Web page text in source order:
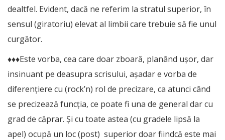
dealtfel. Evident, dacă ne referim la stratul superior, în
sensul (giratoriu) elevat al limbii care trebuie să fie unul
curgător.
♦♦♦Este vorba, cea care doar zboară, planând ușor, dar
insinuant pe deasupra scrisului, așadar e vorba de
diferențiere cu (rock’n) rol de precizare, ca atunci când
se precizează funcția, ce poate fi una de general dar cu
grad de căprar. Și cu toate astea (cu gradele lipsă la
apel) ocupă un loc (post) superior doar fiindcă este mai